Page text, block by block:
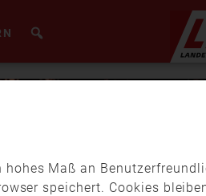
Maß an
speichert. Cookies